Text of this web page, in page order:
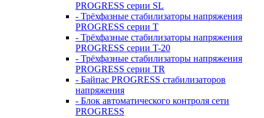
PROGRESS серии SL
- Трёхфазные стабилизаторы напряжения
PROGRESS серии T
- Трёхфазные стабилизаторы напряжения
PROGRESS серии T-20
- Трёхфазные стабилизаторы напряжения
PROGRESS серии TR
- Байпас PROGRESS стабилизаторов
напряжения
- Блок автоматического контроля сети
PROGRESS